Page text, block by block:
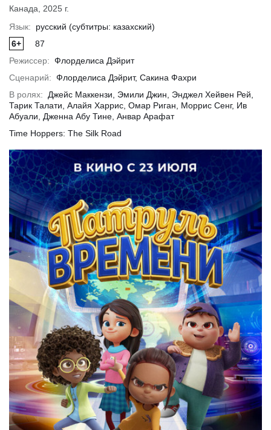
Канада, 2025 г.
Язык:
русский (субтитры: казахский)
6+
87
Режиссер: Флорделиса Дэйрит
Сценарий: Флорделиса Дэйрит, Сакина Фахри
В ролях:
Джейс Маккензи, Эмили Джин, Энджел Хейвен Рей,
Тарик Талати, Алайя Харрис, Омар Риган, Моррис Сенг, Ив
Абуали, Дженна Абу Тине, Анвар Арафат
Time Hoppers: The Silk Road